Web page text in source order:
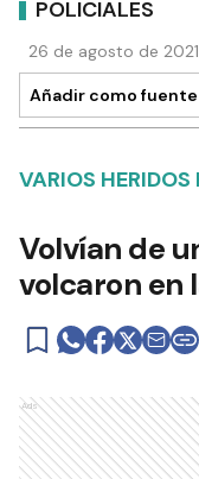
POLICIALES
26 de agosto de
Añadir como fuente
VARIOS
Volvían de
volcaron en
Ads